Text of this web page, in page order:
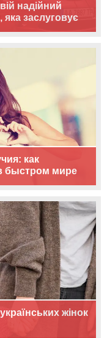
надійний
заслуговує
как
быстром мире
жінок